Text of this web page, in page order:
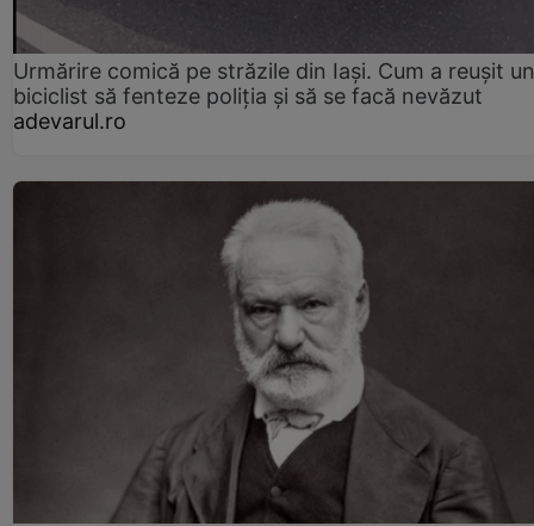
Urmărire comică pe străzile din Iași. Cum a reușit un
biciclist să fenteze poliția și să se facă nevăzut
adevarul.ro